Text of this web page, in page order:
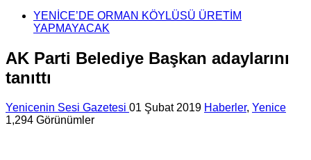
YENİCE’DE ORMAN KÖYLÜSÜ ÜRETİM
YAPMAYACAK
AK Parti Belediye Başkan adaylarını
tanıttı
Yenicenin Sesi Gazetesi 01 Şubat 2019 Haberler, Yenice
1,294 Görünümler